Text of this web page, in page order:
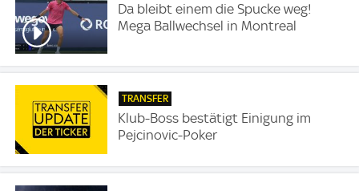
Da bleibt einem die Spucke weg!
Mega Ballwechsel in Montreal
TRANSFER
Klub-Boss bestätigt Einigung im
Pejcinovic-Poker